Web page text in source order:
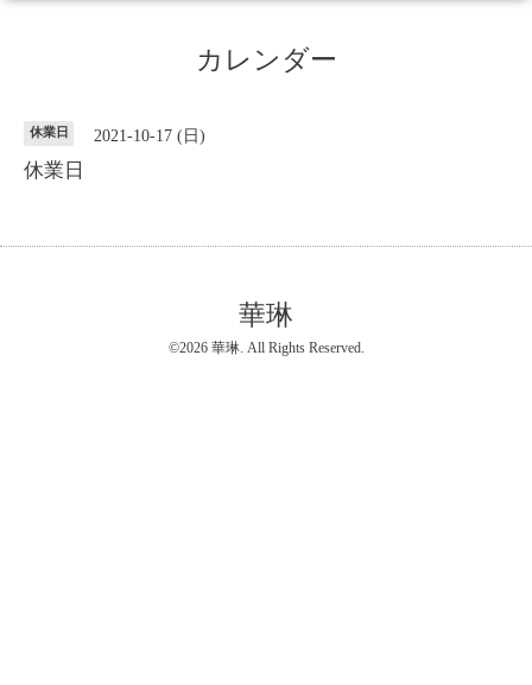
カレンダー
休業日 2021-10-17 (日)
休業日
華琳
©2026 華琳. All Rights Reserved.